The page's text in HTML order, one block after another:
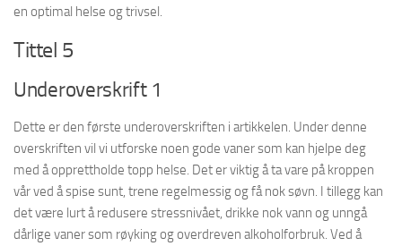
en optimal helse og trivsel.
Tittel 5
Underoverskrift 1
Dette er den første underoverskriften i artikkelen. Under denne
overskriften vil vi utforske noen gode vaner som kan hjelpe deg
med å opprettholde topp helse. Det er viktig å ta vare på kroppen
vår ved å spise sunt, trene regelmessig og få nok søvn. I tillegg kan
det være lurt å redusere stressnivået, drikke nok vann og unngå
dårlige vaner som røyking og overdreven alkoholforbruk. Ved å